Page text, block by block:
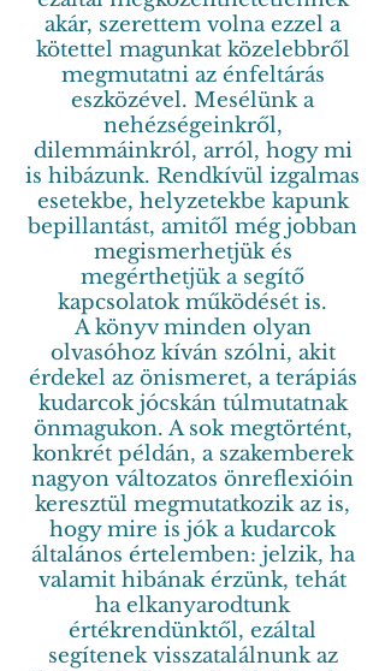
akár, szerettem volna ezzel a
kötettel magunkat közelebbről
megmutatni az énfeltárás
eszközével. Mesélünk a
nehézségeinkről,
dilemmáinkról, arról, hogy mi
is hibázunk. Rendkívül izgalmas
esetekbe, helyzetekbe kapunk
bepillantást, amitől még jobban
megismerhetjük és
megérthetjük a segítő
kapcsolatok működését is.
A könyv minden olyan
olvasóhoz kíván szólni, akit
érdekel az önismeret, a terápiás
kudarcok jócskán túlmutatnak
önmagukon. A sok megtörtént,
konkrét példán, a szakemberek
nagyon változatos önreflexióin
keresztül megmutatkozik az is,
hogy mire is jók a kudarcok
általános értelemben: jelzik, ha
valamit hibának érzünk, tehát
ha elkanyarodtunk
értékrendünktől, ezáltal
segítenek visszatalálnunk az